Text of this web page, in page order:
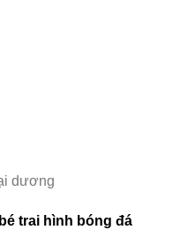
dương
trai hình bóng đá